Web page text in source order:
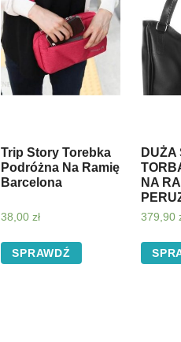
Trip Story Torebka
Podróżna Na Ramię
Barcelona
38,00 zł
SPRAWDŹ
DUŻA
NA
379,90